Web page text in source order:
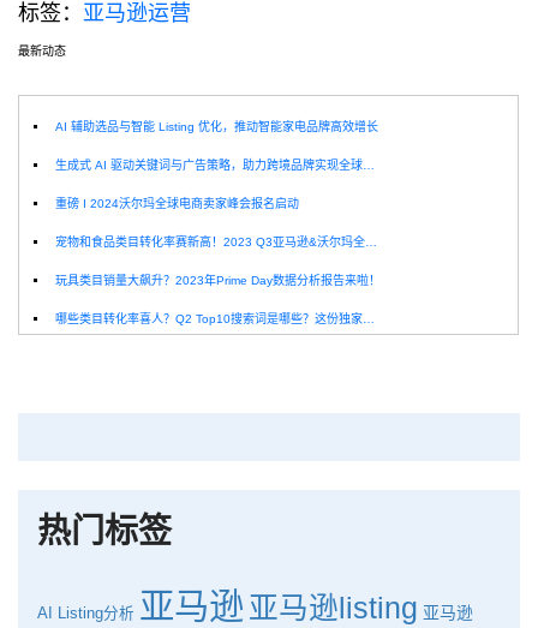
标签： 亚马逊运营
最新动态
AI 辅助选品与智能 Listing 优化，推动智能家电品牌高效增长
生成式 AI 驱动关键词与广告策略，助力跨境品牌实现全球增长突破
重磅 I 2024沃尔玛全球电商卖家峰会报名启动
宠物和食品类目转化率赛新高！2023 Q3亚马逊&沃尔玛全球电商CPC数据发布！
玩具类目销量大飙升？2023年Prime Day数据分析报告来啦！
哪些类目转化率喜人？Q2 Top10搜索词是哪些？这份独家报告来解答！
热门标签
AI Listing分析 亚马逊 亚马逊listing 亚马逊